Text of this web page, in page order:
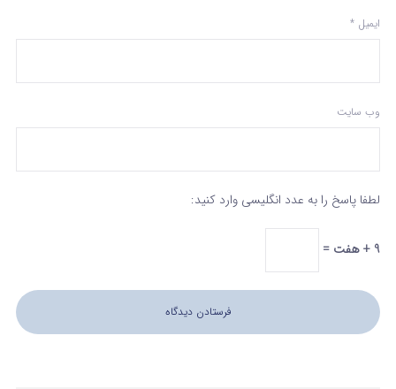
ایمیل *
وب‌ سایت
لطفا پاسخ را به عدد انگلیسی وارد کنید:
9 + هفت =